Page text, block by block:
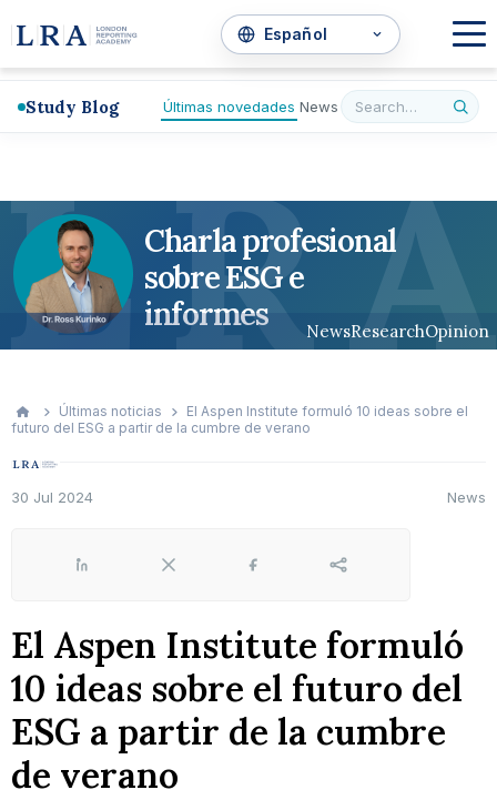
Study Blog Últimas novedades News
Charla profesional
sobre ESG e
informes
NewsResearchOpinion
LRA
Últimas noticias
El Aspen Institute formuló 10 ideas sobre el
futuro del ESG a partir de la cumbre de verano
30 Jul 2024 News
LinkedIn X Facebook Share
El Aspen Institute formuló
10 ideas sobre el futuro del
ESG a partir de la cumbre
de verano